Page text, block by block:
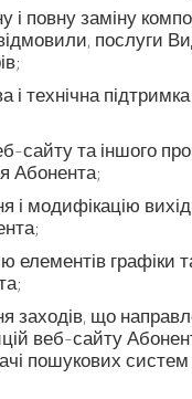
і повну заміну
послуги
технічна
сайту та іншого
Абонента;
і модифікацію
елементів графіки
заходів, що
веб-сайту
пошукових